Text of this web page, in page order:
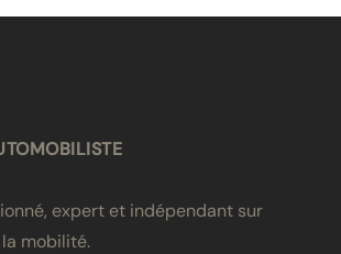
expert et indépendant sur
mobilité.